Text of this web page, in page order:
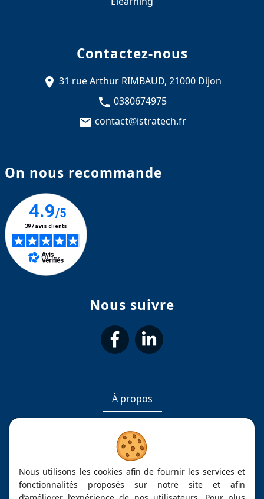
Nous utilisons les cookies afin de fournir les services et
fonctionnalités proposés sur notre site et afin
Contactez-nous
31 rue Arthur RIMBAUD, 21000 Dijon
0380674975
contact@istratech.fr
On nous recommande
Nous suivre
suivez-
sur
Facebook
suivez-
sur
À propos
Cookies
Contact